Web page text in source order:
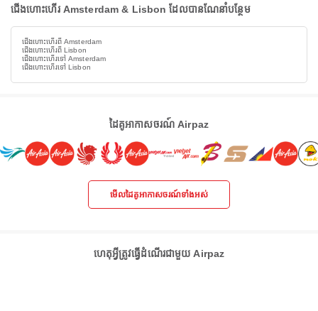
ជើងហោះហើរ Amsterdam & Lisbon ដែលបានណែនាំបន្ថែម
ជើងហោះហើរពី Amsterdam
ជើងហោះហើរពី Lisbon
ជើងហោះហើរទៅ Amsterdam
ជើងហោះហើរទៅ Lisbon
ដៃគូអាកាសចរណ៍ Airpaz
មើលដៃគូអាកាសចរណ៍ទាំងអស់
ហេតុអ្វីត្រូវធ្វើដំណើរជាមួយ Airpaz